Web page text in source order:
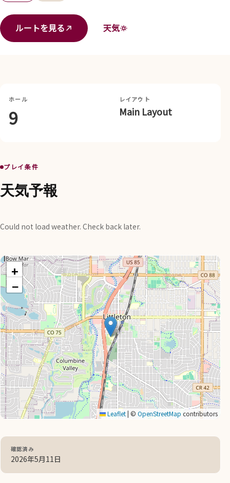
ルートを見る 天気
ホール
9
レイアウト
Main Layout
プレイ条件
天気予報
Could not load weather. Check back later.
+
−
Leaflet ©OpenStreetMap contributors
確認済み
2026年5月11日